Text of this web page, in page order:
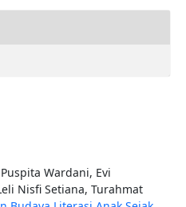
Wardani, Evi
Nisfi Setiana, Turahmat